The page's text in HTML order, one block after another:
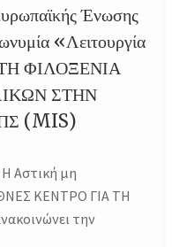
Ένωσης
«Λειτουργία
ΦΙΛΟΞΕΝΙΑ
ΣΤΗΝ
(MIS)
Αστική μη
ΚΕΝΤΡΟ ΓΙΑ ΤΗ
την